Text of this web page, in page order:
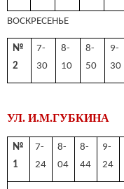
ВОСКРЕСЕНЬЕ
№
2
7-
30
8-
10
8-
50
9-
30
УЛ. И.М.ГУБКИНА
№
1
7-
24
8-
04
8-
44
9-
24